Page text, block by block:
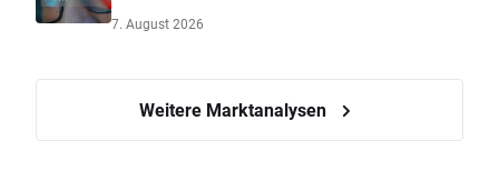
7. August 2026
Weitere Marktanalysen